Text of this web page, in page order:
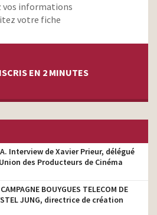
vos informations
votre fiche
EN 2 MINUTES
Interview de Xavier Prieur, délégué
des Producteurs de Cinéma
BOUYGUES TELECOM DE
JUNG, directrice de création